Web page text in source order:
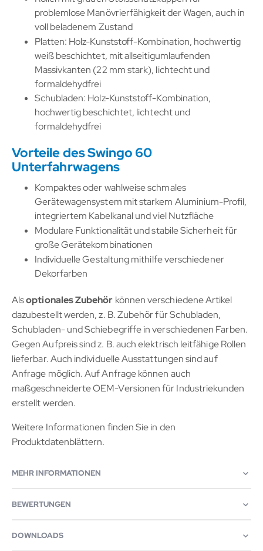
problemlose Manövrierfähigkeit der Wagen, auch in
voll beladenem Zustand
Platten: Holz-Kunststoff-Kombination, hochwertig
weiß beschichtet, mit allseitigumlaufenden
Massivkanten (22 mm stark), lichtecht und
formaldehydfrei
Schubladen: Holz-Kunststoff-Kombination,
hochwertig beschichtet, lichtecht und
formaldehydfrei
Vorteile des Swingo 60
Unterfahrwagens
Kompaktes oder wahlweise schmales
Gerätewagensystem mit starkem Aluminium-Profil,
integriertem Kabelkanal und viel Nutzfläche
Modulare Funktionalität und stabile Sicherheit für
große Gerätekombinationen
Individuelle Gestaltung mithilfe verschiedener
Dekorfarben
Alsoptionales Zubehör können verschiedene Artikel
dazubestellt werden, z. B. Zubehör für Schubladen,
Schubladen- und Schiebegriffe in verschiedenen Farben.
Gegen Aufpreis sind z. B. auch elektrisch leitfähige Rollen
lieferbar. Auch individuelle Ausstattungen sind auf
Anfrage möglich. Auf Anfrage können auch
maßgeschneiderte OEM-Versionen für Industriekunden
erstellt werden.
Weitere Informationen finden Sie in den
Produktdatenblättern.
MEHR INFORMATIONEN
BEWERTUNGEN
DOWNLOADS